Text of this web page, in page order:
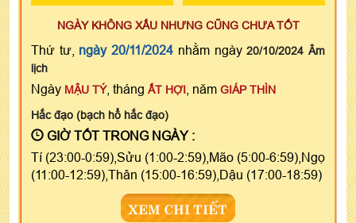
NGÀY KHÔNG XẤU NHƯNG CŨNG CHƯA TỐT
Thứ tư, ngày 20/11/2024 nhằm ngày20/10/2024 Âm
lịch
Ngày MẬU TÝ, tháng ẤT HỢI , năm GIÁP THÌN
Hắc đạo (bạch hổ hắc đạo)
GIỜ TỐT TRONG NGÀY :
Tí (23:00-0:59),Sửu (1:00-2:59),Mão (5:00-6:59),Ngọ
(11:00-12:59),Thân (15:00-16:59),Dậu (17:00-18:59)
XEM CHI TIẾT